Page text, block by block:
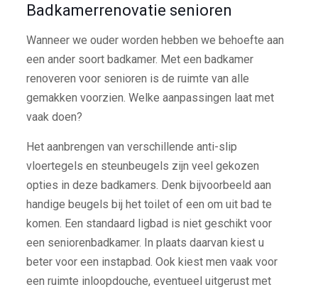
Badkamerrenovatie senioren
Wanneer we ouder worden hebben we behoefte aan
een ander soort badkamer. Met een badkamer
renoveren voor senioren is de ruimte van alle
gemakken voorzien. Welke aanpassingen laat met
vaak doen?
Het aanbrengen van verschillende anti-slip
vloertegels en steunbeugels zijn veel gekozen
opties in deze badkamers. Denk bijvoorbeeld aan
handige beugels bij het toilet of een om uit bad te
komen. Een standaard ligbad is niet geschikt voor
een seniorenbadkamer. In plaats daarvan kiest u
beter voor een instapbad. Ook kiest men vaak voor
een ruimte inloopdouche, eventueel uitgerust met